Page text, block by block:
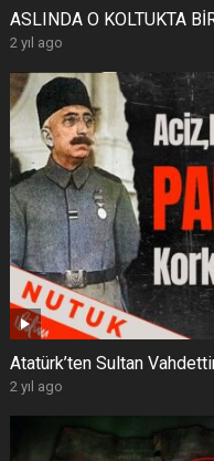
ASLINDA O KOLTUKTA
2 yıl ago
Atatürk’ten Sultan
2 yıl ago